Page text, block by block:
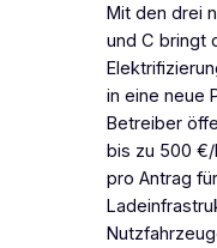
Mit den drei
und C bringt
in eine neue
Betreiber
bis zu 500 €/
pro Antrag